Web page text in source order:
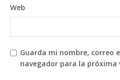
Web
Guarda mi nombre, correo
navegador para la próxima